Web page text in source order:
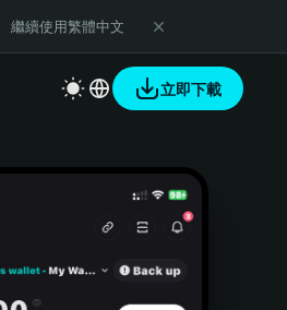
繼續使用繁體中文
立即下載